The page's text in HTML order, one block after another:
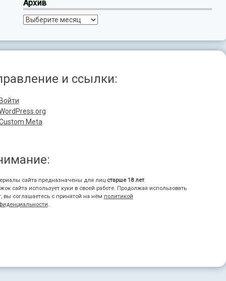
Архив
Архив
и ссылки:
Meta
сайта предназначены для лиц старше 18 лет.
сайта использует куки в своей работе. Продолжая использовать
вы соглашаетесь с принятой на нём политикой
.